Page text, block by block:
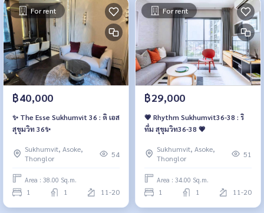
For rent
฿40,000
✨ The Esse Sukhumvit 36 : ดิ เอส
สุขุมวิท 36✨
Sukhumvit, Asoke,
Thonglor
54
Area : 38.00 Sq.m.
1 1 11-20
For rent
฿29,000
💗 Rhythm Sukhumvit36-38 : ริ
ทึ่ม สุขุมวิท36-38 💗
Sukhumvit, Asoke,
Thonglor
51
Area : 34.00 Sq.m.
1 1 11-20